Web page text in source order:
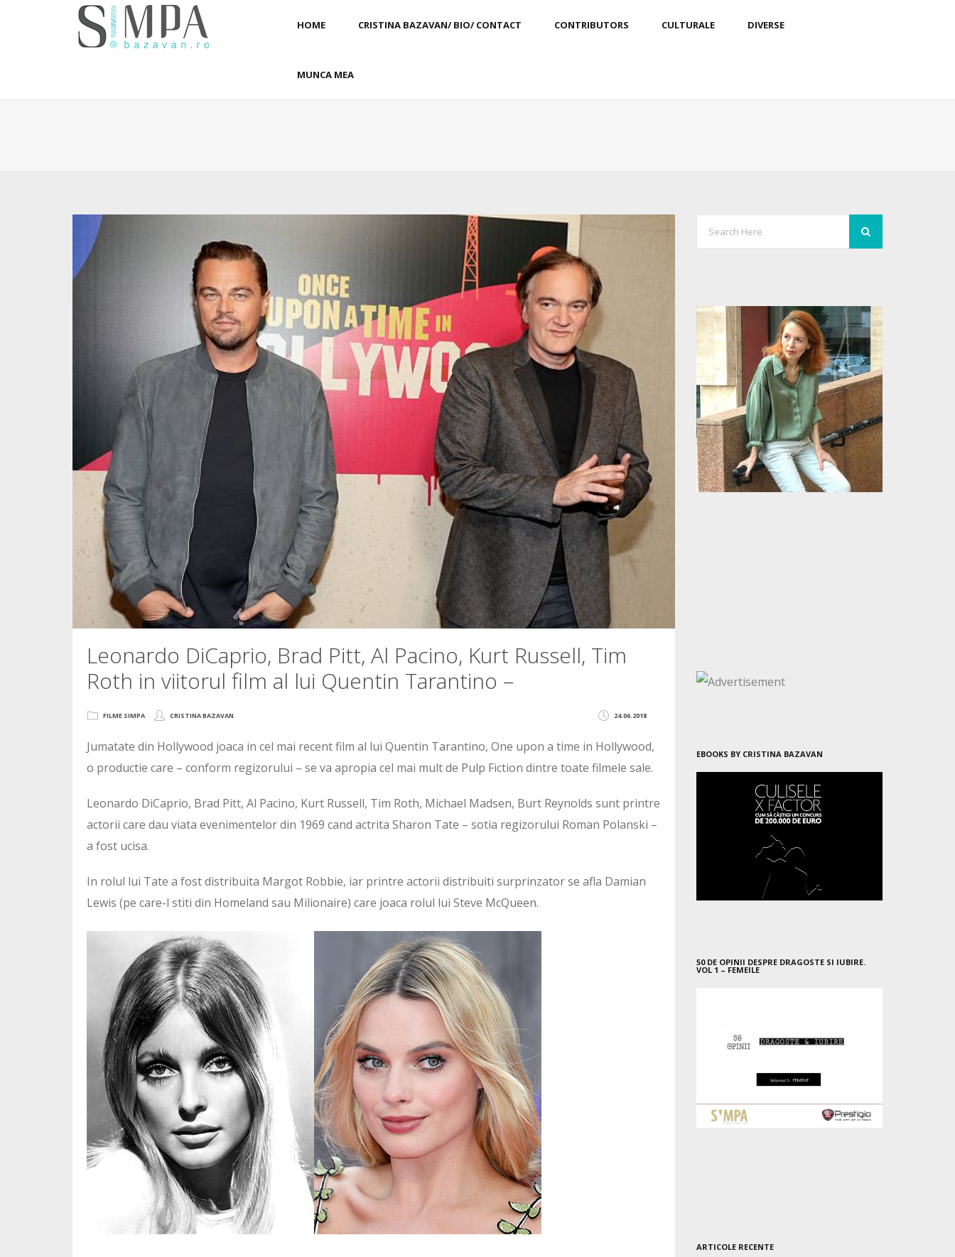
HOME CRISTINA BAZAVAN/ BIO/ CONTACT CONTRIBUTORS CULTURALE DIVERSE
MUNCA MEA
Leonardo DiCaprio, Brad Pitt, Al Pacino, Kurt Russell, Tim
Roth in viitorul film al lui Quentin Tarantino –
24.06.2018
FILME SIMPA CRISTINA BAZAVAN
Jumatate din Hollywood joaca in cel mai recent film al lui Quentin Tarantino, One upon a time in Hollywood,
o productie care – conform regizorului – se va apropia cel mai mult de Pulp Fiction dintre toate filmele sale.
Leonardo DiCaprio, Brad Pitt, Al Pacino, Kurt Russell, Tim Roth, Michael Madsen, Burt Reynolds sunt printre
actorii care dau viata evenimentelor din 1969 cand actrita Sharon Tate – sotia regizorului Roman Polanski –
a fost ucisa.
In rolul lui Tate a fost distribuita Margot Robbie, iar printre actorii distribuiti surprinzator se afla Damian
Lewis (pe care-l stiti din Homeland sau Milionaire) care joaca rolul lui Steve McQueen.
EBOOKS BY CRISTINA BAZAVAN
50 DE OPINII DESPRE DRAGOSTE SI IUBIRE.
VOL 1 – FEMEILE
ARTICOLE RECENTE